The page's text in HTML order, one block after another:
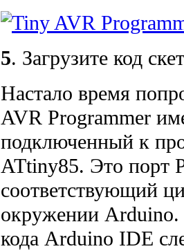
5. Загрузите код
Настало время
AVR Programmer
подключенный к
ATtiny85. Это порт
соответствующий
окружении Arduino.
кода Arduino IDE